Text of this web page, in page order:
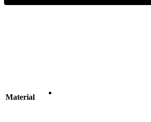
Material